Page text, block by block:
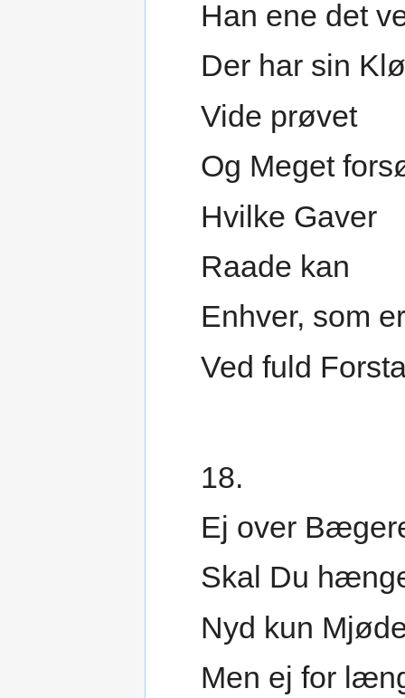
Han ene det
Der har sin
Vide prøvet
Og Meget
Hvilke Gaver
Raade kan
Enhver, som er
Ved fuld
18.
Ej over
Skal Du
Nyd kun
Men ej for